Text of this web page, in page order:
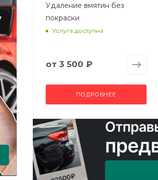
Удаление вмятин без
покраски
Услуга доступна
от 3 500 ₽
ПОДРОБНЕЕ